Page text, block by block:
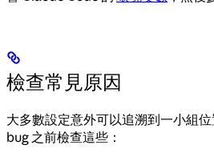
檢查常見原因
大多數設定意外可以追溯到一小組
bug 之前檢查這些：